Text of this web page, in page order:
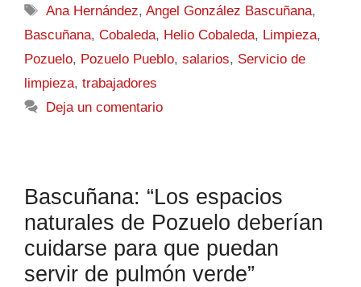
Ana Hernández,Angel González Bascuñana,
Bascuñana, Cobaleda, Helio Cobaleda, Limpieza,
Pozuelo, Pozuelo Pueblo, salarios, Servicio de
limpieza, trabajadores
Deja un comentario
Bascuñana: “Los espacios
naturales de Pozuelo deberían
cuidarse para que puedan
servir de pulmón verde”